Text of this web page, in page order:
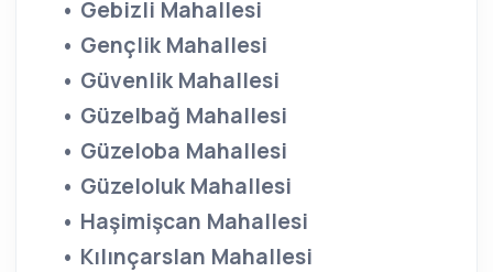
• Gebizli Mahallesi
• Gençlik Mahallesi
• Güvenlik Mahallesi
• Güzelbağ Mahallesi
• Güzeloba Mahallesi
• Güzeloluk Mahallesi
• Haşimişcan Mahallesi
• Kılınçarslan Mahallesi